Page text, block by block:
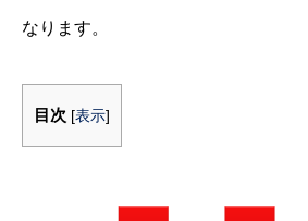
なります。
目次 [表示]